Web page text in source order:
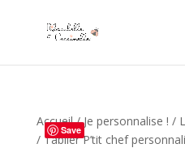
Save
Accueil/Je personnalise ! /
/ Tablier P’tit chef